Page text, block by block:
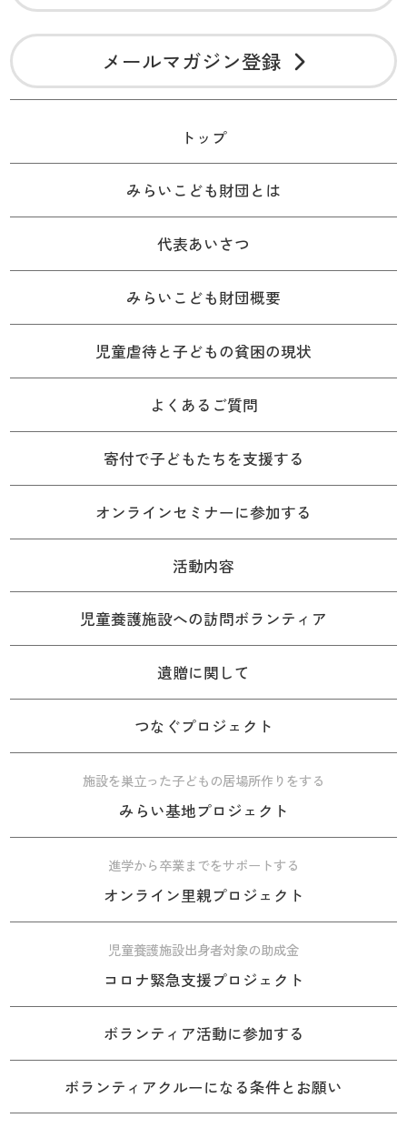
メールマガジン登録
トップ
みらいこども財団とは
代表あいさつ
みらいこども財団概要
児童虐待と子どもの貧困の現状
よくあるご質問
寄付で子どもたちを支援する
オンラインセミナーに参加する
活動内容
児童養護施設への訪問ボランティア
遺贈に関して
つなぐプロジェクト
施設を巣立った子どもの居場所作りをする
みらい基地プロジェクト
進学から卒業までをサポートする
オンライン里親プロジェクト
児童養護施設出身者対象の助成金
コロナ緊急支援プロジェクト
ボランティア活動に参加する
ボランティアクルーになる条件とお願い